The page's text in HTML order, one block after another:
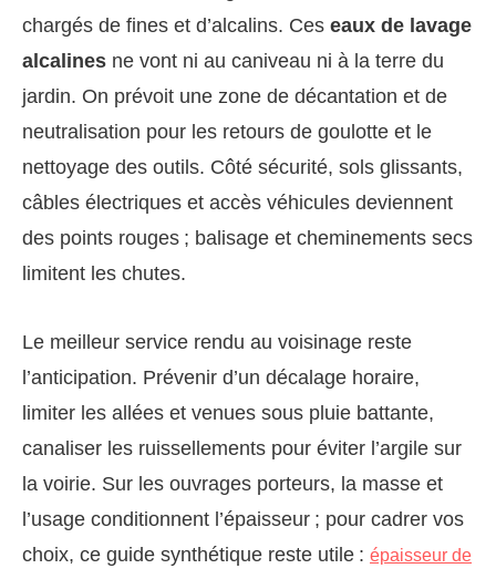
chargés de fines et d’alcalins. Ces eaux de lavage
alcalines ne vont ni au caniveau ni à la terre du
jardin. On prévoit une zone de décantation et de
neutralisation pour les retours de goulotte et le
nettoyage des outils. Côté sécurité, sols glissants,
câbles électriques et accès véhicules deviennent
des points rouges ; balisage et cheminements secs
limitent les chutes.
Le meilleur service rendu au voisinage reste
l’anticipation. Prévenir d’un décalage horaire,
limiter les allées et venues sous pluie battante,
canaliser les ruissellements pour éviter l’argile sur
la voirie. Sur les ouvrages porteurs, la masse et
l’usage conditionnent l’épaisseur ; pour cadrer vos
choix, ce guide synthétique reste utile : épaisseur de